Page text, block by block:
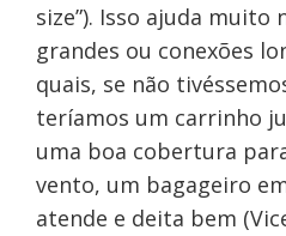
size”). Isso ajuda muito
grandes ou conexões
quais, se não
teríamos um carrinho
uma boa cobertura
vento, um bagageiro
atende e deita bem